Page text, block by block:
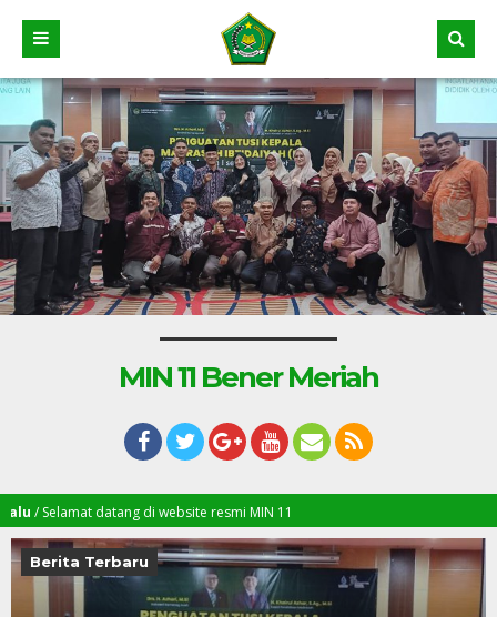
MIN 11 Bener Meriah
datang di website resmi MIN 11
Berita Terbaru